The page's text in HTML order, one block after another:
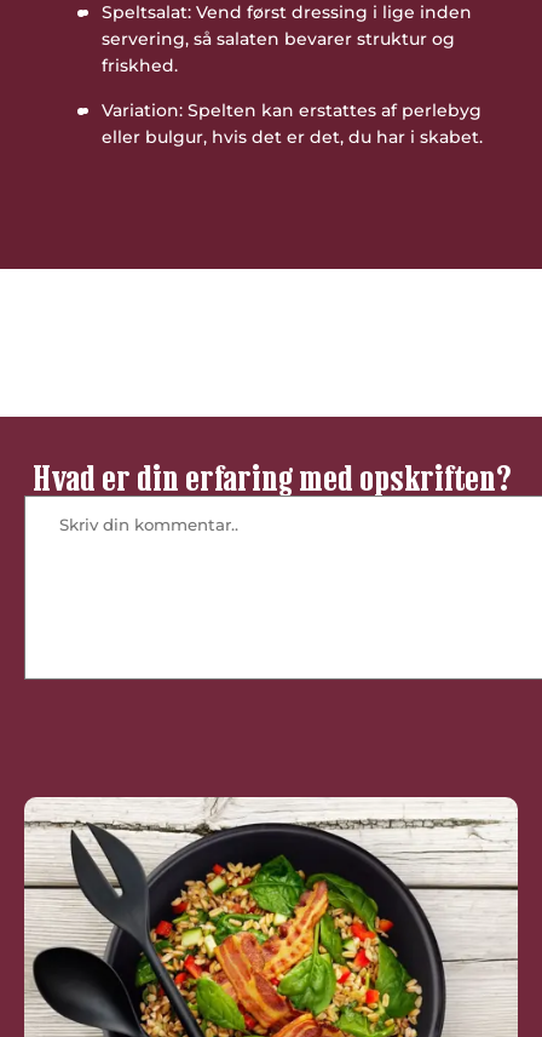
Speltsalat: Vend først dressing i lige inden
servering, så salaten bevarer struktur og
friskhed.
Variation: Spelten kan erstattes af perlebyg
eller bulgur, hvis det er det, du har i skabet.
Hvad er din erfaring med opskriften?